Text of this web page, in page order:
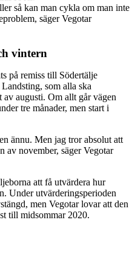
så kan man cykla om man inte
säger Vegotar
vintern
på remiss till Södertälje
som alla ska
av augusti. Om allt går vägen
tre månader, men start i
ännu. Men jag tror absolut att
av november, säger Vegotar
att få utvärdera hur
Under utvärderingsperioden
men Vegotar lovar att den
till midsommar 2020.